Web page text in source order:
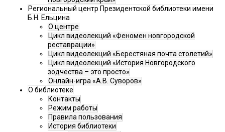
Региональный центр Президентской библиотеки имени
Б.Н. Ельцина
О центре
Цикл видеолекций «Феномен новгородской
реставрации»
Цикл видеолекций «Берестяная почта столетий»
Цикл видеолекций «История Новгородского
зодчества – это просто»
Онлайн-игра «А.В. Суворов»
О библиотеке
Контакты
Режим работы
Правила пользования
История библиотеки